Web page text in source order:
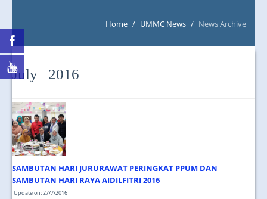
NEWS/EVENTS
Home / UMMC News / News Archive
July 2016
SAMBUTAN HARI JURURAWAT PERINGKAT PPUM DAN
SAMBUTAN HARI RAYA AIDILFITRI 2016
Update on: 27/7/2016